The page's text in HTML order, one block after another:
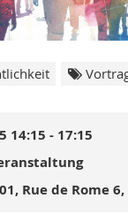
Med. Fak.
14:15 - 17:15
Rue de Rome